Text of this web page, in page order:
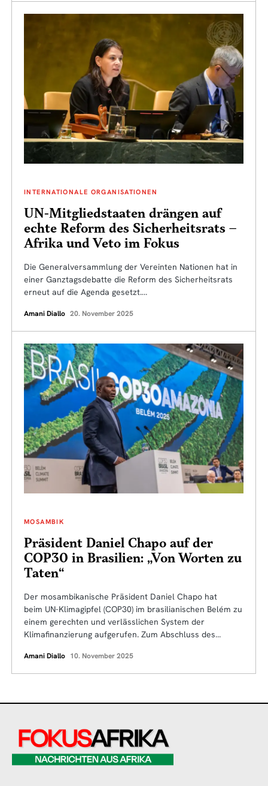
INTERNATIONALE ORGANISATIONEN
UN-Mitgliedstaaten drängen auf
echte Reform des Sicherheitsrats –
Afrika und Veto im Fokus
Die Generalversammlung der Vereinten Nationen hat in
einer Ganztagsdebatte die Reform des Sicherheitsrats
erneut auf die Agenda gesetzt.…
Amani Diallo 20. November 2025
MOSAMBIK
Präsident Daniel Chapo auf der
COP30 in Brasilien: „Von Worten zu
Taten“
Der mosambikanische Präsident Daniel Chapo hat
beim UN-Klimagipfel (COP30) im brasilianischen Belém zu
einem gerechten und verlässlichen System der
Klimafinanzierung aufgerufen. Zum Abschluss des…
Amani Diallo 10. November 2025